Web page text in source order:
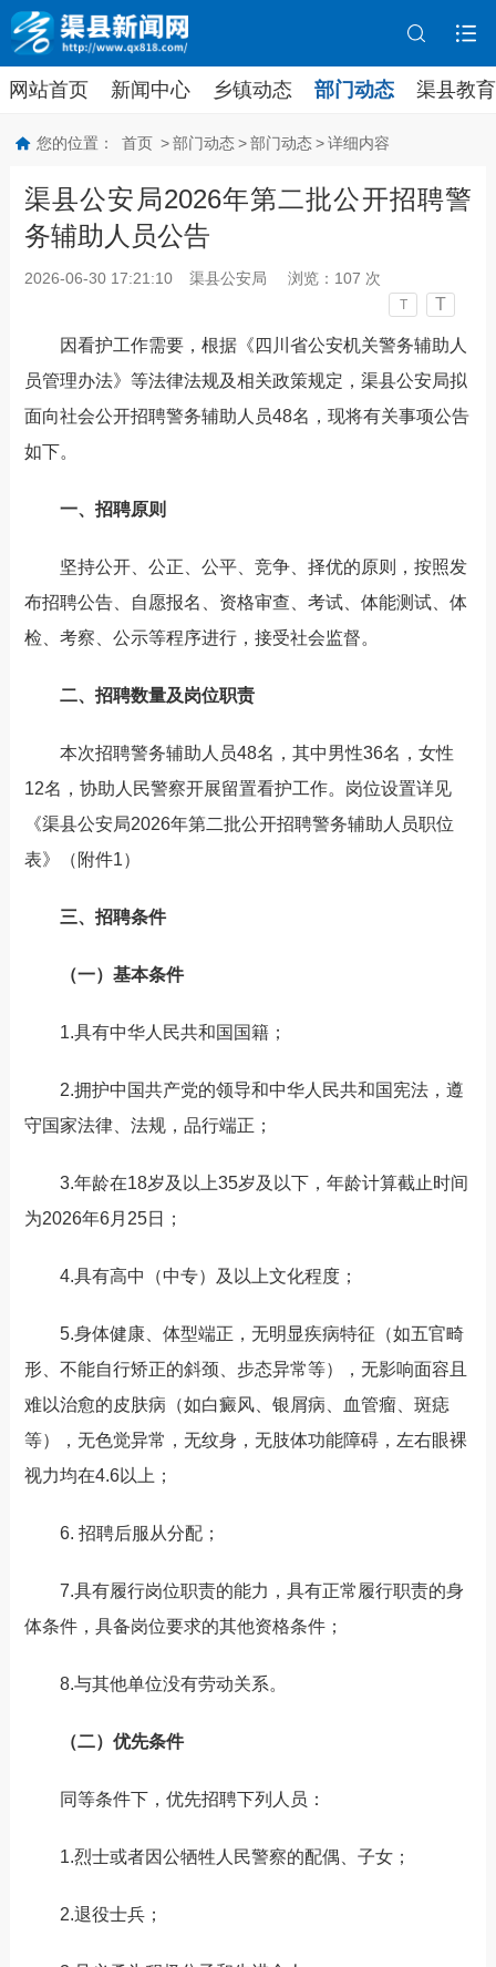
网站首页 新闻中心 乡镇动态 部门动态 渠县教育
您的位置： 首页 > 部门动态 > 部门动态 > 详细内容
渠县公安局2026年第二批公开招聘警
务辅助人员公告
2026-06-30 17:21:10 渠县公安局 浏览： 107 次
T T
因看护工作需要，根据《四川省公安机关警务辅助人
员管理办法》等法律法规及相关政策规定，渠县公安局拟
面向社会公开招聘警务辅助人员48名，现将有关事项公告
如下。
一、招聘原则
坚持公开、公正、公平、竞争、择优的原则，按照发
布招聘公告、自愿报名、资格审查、考试、体能测试、体
检、考察、公示等程序进行，接受社会监督。
二、招聘数量及岗位职责
本次招聘警务辅助人员48名，其中男性36名，女性
12名，协助人民警察开展留置看护工作。岗位设置详见
《渠县公安局2026年第二批公开招聘警务辅助人员职位
表》（附件1）
三、招聘条件
（一）基本条件
1.具有中华人民共和国国籍；
2.拥护中国共产党的领导和中华人民共和国宪法，遵
守国家法律、法规，品行端正；
3.年龄在18岁及以上35岁及以下，年龄计算截止时间
为2026年6月25日；
4.具有高中（中专）及以上文化程度；
5.身体健康、体型端正，无明显疾病特征（如五官畸
形、不能自行矫正的斜颈、步态异常等），无影响面容且
难以治愈的皮肤病（如白癜风、银屑病、血管瘤、斑痣
等），无色觉异常，无纹身，无肢体功能障碍，左右眼裸
视力均在4.6以上；
6. 招聘后服从分配；
7.具有履行岗位职责的能力，具有正常履行职责的身
体条件，具备岗位要求的其他资格条件；
8.与其他单位没有劳动关系。
（二）优先条件
同等条件下，优先招聘下列人员：
1.烈士或者因公牺牲人民警察的配偶、子女；
2.退役士兵；